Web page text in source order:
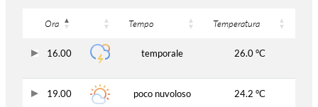
Ora Tempo Temperatura
16.00 temporale 26.0 °C
19.00 poco nuvoloso 24.2 °C